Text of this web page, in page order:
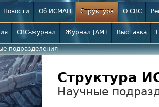
Новости Об ИСМАН Структура О СВС
СВС-журнал Журнал JAMT Выставка
подразделения
Структура
Научные